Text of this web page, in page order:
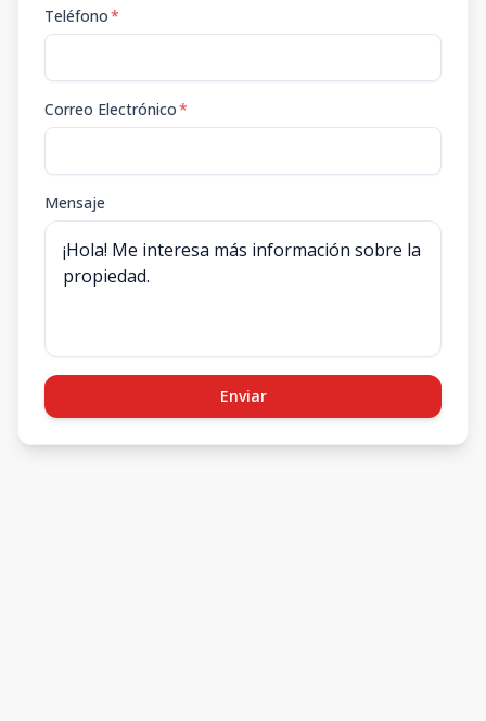
Teléfono*
Correo Electrónico*
Mensaje
Enviar